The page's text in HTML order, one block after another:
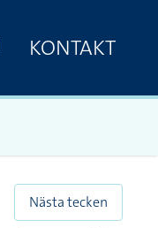
KONTAKT
Nästa tecken